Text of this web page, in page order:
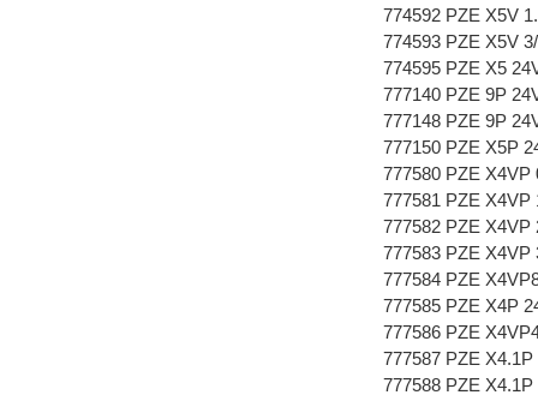
774592 PZE X5V
774593 PZE X5V
774595 PZE X5
777140 PZE 9P
777148 PZE 9P
777150 PZE X5P
777580 PZE X4VP
777581 PZE X4VP
777582 PZE X4VP
777583 PZE X4VP
777584 PZE
777585 PZE X4P
777586 PZE
777587 PZE
777588 PZE